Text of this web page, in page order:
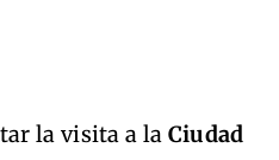
la visita a la Ciudad